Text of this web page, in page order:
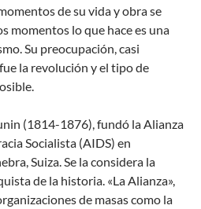
de su vida y obra se
momentos lo que hace es una
Su preocupación, casi
la revolución y el tipo de
(1814-1876), fundó la Alianza
Socialista (AIDS) en
Suiza. Se la considera la
de la historia. «La Alianza»,
de masas como la